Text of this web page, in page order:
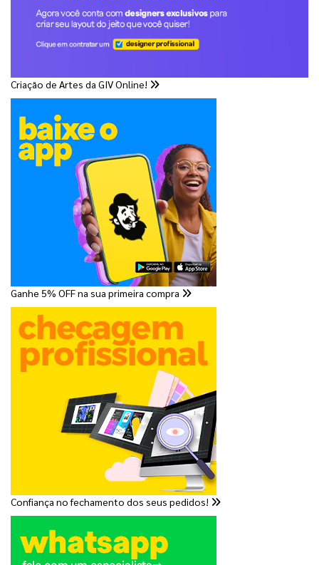
Criação de Artes da GIV Online!
Ganhe 5% OFF na sua primeira compra
Confiança no fechamento dos seus pedidos!